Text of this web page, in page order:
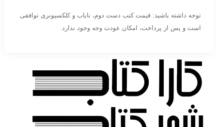
توجه داشته باشید: قیمت کتب دست دوم، نایاب و کلکسیونری توافقی
است و پس از پرداخت، امکان عودت وجه وجود ندارد.